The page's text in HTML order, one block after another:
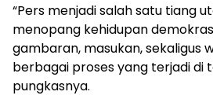
“Pers menjadi salah satu tiang
menopang kehidupan
gambaran, masukan, sekaligus
berbagai proses yang terjadi di
pungkasnya.